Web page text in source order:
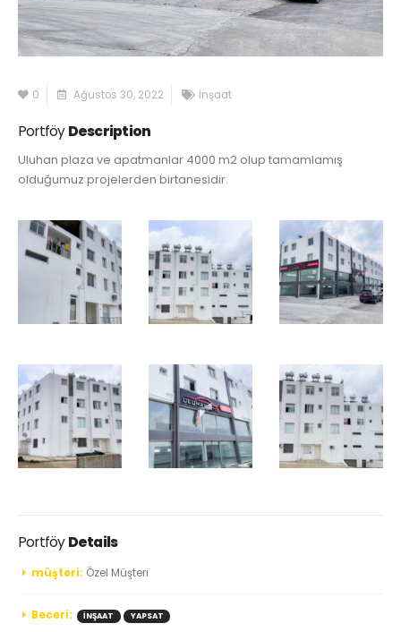
0 Ağustos 30, 2022 İnşaat
PortföyDescription
Uluhan plaza ve apatmanlar 4000 m2 olup tamamlamış
olduğumuz projelerden birtanesidir.
PortföyDetails
müşteri: Özel Müşteri
Beceri: İNŞAAT YAPSAT